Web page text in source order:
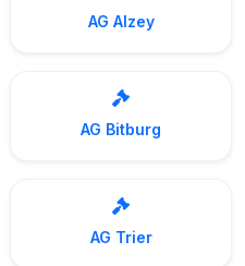
AG Alzey
AG Bitburg
AG Trier